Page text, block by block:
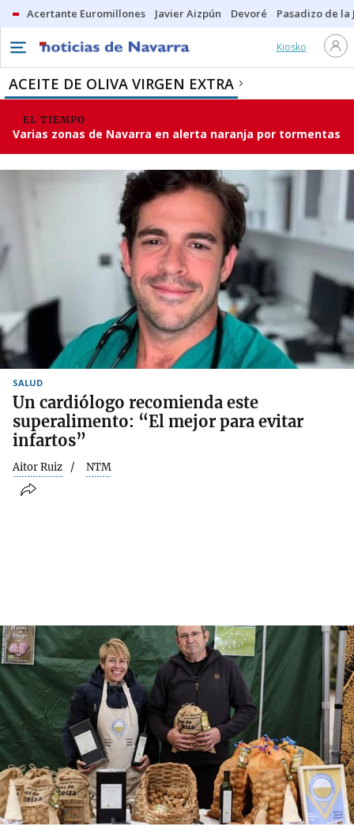
Acertante Euromillones Javier Aizpún Devoré Pasadizo de la
Kiosko
ACEITE DE OLIVA VIRGEN EXTRA
EL TIEMPO
Varias zonas de Navarra en alerta naranja por tormentas
SALUD
Un cardiólogo recomienda este
superalimento: “El mejor para evitar
infartos”
Aitor Ruiz NTM